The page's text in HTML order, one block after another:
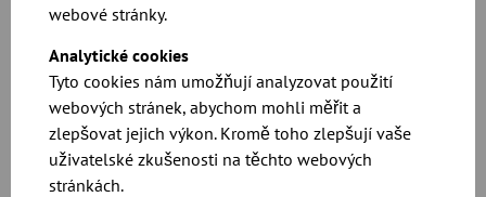
webové stránky.
Analytické cookies
Tyto cookies nám umožňují analyzovat použití
webových stránek, abychom mohli měřit a
zlepšovat jejich výkon. Kromě toho zlepšují vaše
uživatelské zkušenosti na těchto webových
stránkách.